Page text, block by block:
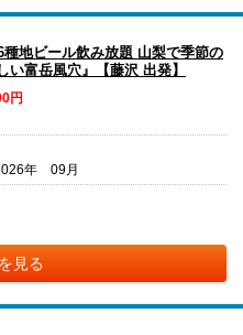
種地ビール飲み放題 山梨で季節の
富岳風穴』【藤沢 出発】
円
年 09月
見る